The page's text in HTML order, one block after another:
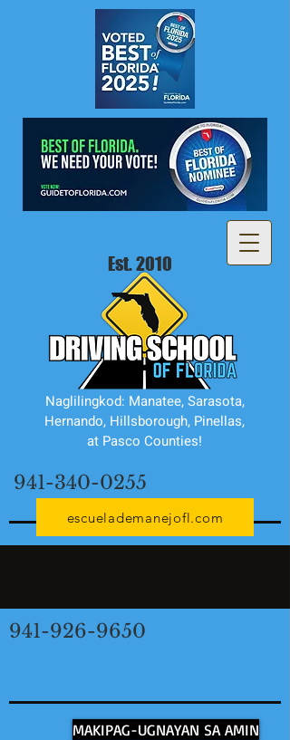
Naglilingkod: Manatee, Sarasota,
Hernando, Hillsborough, Pinellas,
at Pasco Counties!
941-340-0255
Est. 2010
escuelademanejofl.com
941-926-9650
MAKIPAG-UGNAYAN SA AMIN